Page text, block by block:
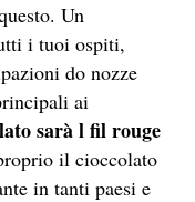
Un
i tuoi ospiti,
do nozze
ai
sarà l fil rouge
il cioccolato
in tanti paesi e